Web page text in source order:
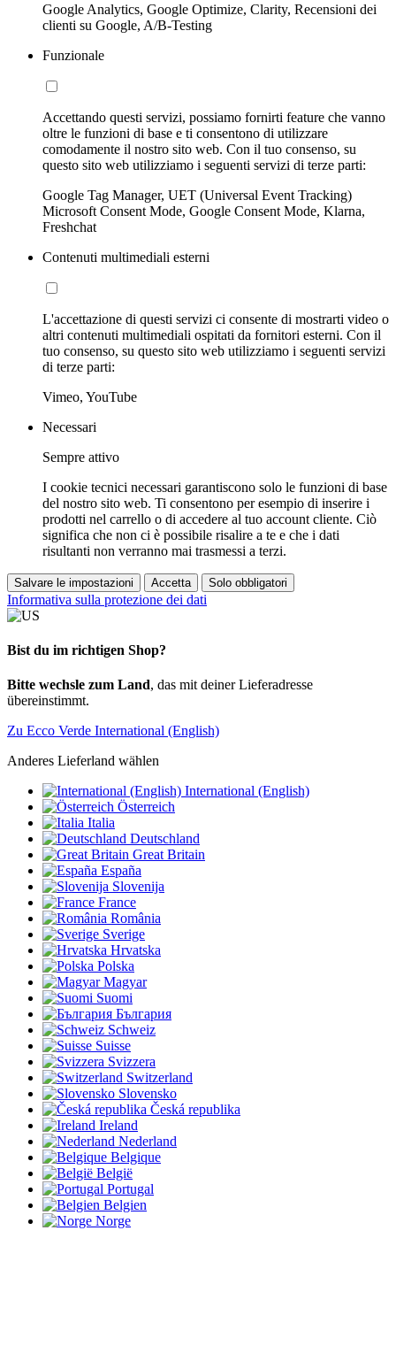
Google Analytics, Google Optimize, Clarity, Recensioni dei
clienti su Google, A/B-Testing
Funzionale
Accettando questi servizi, possiamo fornirti feature che vanno
oltre le funzioni di base e ti consentono di utilizzare
comodamente il nostro sito web. Con il tuo consenso, su
questo sito web utilizziamo i seguenti servizi di terze parti:
Google Tag Manager, UET (Universal Event Tracking)
Microsoft Consent Mode, Google Consent Mode, Klarna,
Freshchat
Contenuti multimediali esterni
L'accettazione di questi servizi ci consente di mostrarti video o
altri contenuti multimediali ospitati da fornitori esterni. Con il
tuo consenso, su questo sito web utilizziamo i seguenti servizi
di terze parti:
Vimeo, YouTube
Necessari
Sempre attivo
I cookie tecnici necessari garantiscono solo le funzioni di base
del nostro sito web. Ti consentono per esempio di inserire i
prodotti nel carrello o di accedere al tuo account cliente. Ciò
significa che non ci è possibile risalire a te e che i dati
risultanti non verranno mai trasmessi a terzi.
Salvare le impostazioni Accetta Solo obbligatori
Informativa sulla protezione dei dati
Bist du im richtigen Shop?
Bitte wechsle zum Land, das mit deiner Lieferadresse
übereinstimmt.
Zu Ecco Verde International (English)
Anderes Lieferland wählen
International (English)
Österreich
Italia
Deutschland
Great Britain
España
Slovenija
France
România
Sverige
Hrvatska
Polska
Magyar
Suomi
България
Schweiz
Suisse
Svizzera
Switzerland
Slovensko
Česká republika
Ireland
Nederland
Belgique
België
Portugal
Belgien
Norge